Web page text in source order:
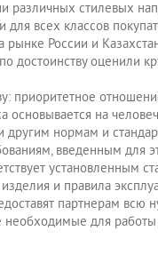
различных стилевых
всех классов
рынке России и
достоинству оценили
приоритетное
основывается на
другим нормам и
введенным для
установленным
и правила
партнерам
необходимые для